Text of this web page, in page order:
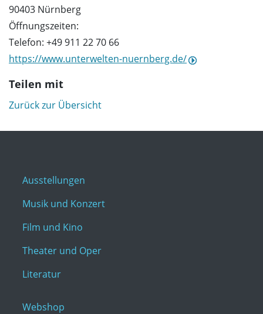
90403 Nürnberg
Öffnungszeiten:
Telefon: +49 911 22 70 66
https://www.unterwelten-nuernberg.de/
Teilen mit
Zurück zur Übersicht
Ausstellungen
Musik und Konzert
Film und Kino
Theater und Oper
Literatur
Webshop